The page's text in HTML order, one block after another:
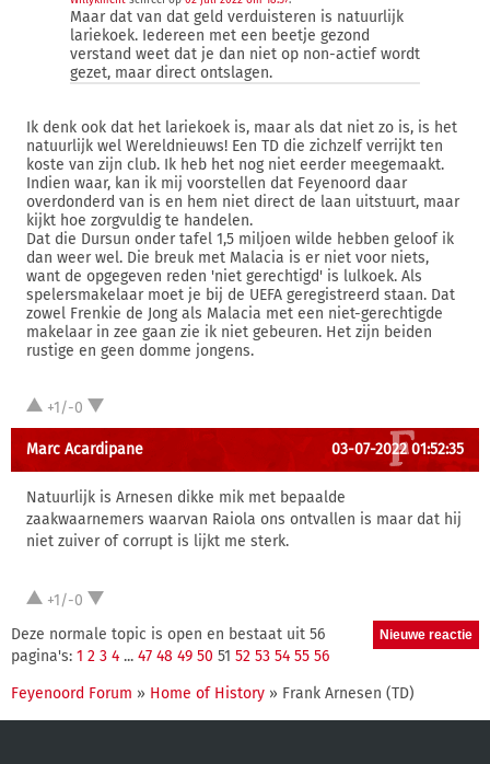
Maar dat van dat geld verduisteren is natuurlijk
lariekoek. Iedereen met een beetje gezond
verstand weet dat je dan niet op non-actief wordt
gezet, maar direct ontslagen.
Ik denk ook dat het lariekoek is, maar als dat niet zo is, is het
natuurlijk wel Wereldnieuws! Een TD die zichzelf verrijkt ten
koste van zijn club. Ik heb het nog niet eerder meegemaakt.
Indien waar, kan ik mij voorstellen dat Feyenoord daar
overdonderd van is en hem niet direct de laan uitstuurt, maar
kijkt hoe zorgvuldig te handelen.
Dat die Dursun onder tafel 1,5 miljoen wilde hebben geloof ik
dan weer wel. Die breuk met Malacia is er niet voor niets,
want de opgegeven reden 'niet gerechtigd' is lulkoek. Als
spelersmakelaar moet je bij de UEFA geregistreerd staan. Dat
zowel Frenkie de Jong als Malacia met een niet-gerechtigde
makelaar in zee gaan zie ik niet gebeuren. Het zijn beiden
rustige en geen domme jongens.
+1/-0
Marc Acardipane 03-07-2022 01:52:35
Natuurlijk is Arnesen dikke mik met bepaalde
zaakwaarnemers waarvan Raiola ons ontvallen is maar dat hij
niet zuiver of corrupt is lijkt me sterk.
+1/-0
Deze normale topic is open en bestaat uit 56
pagina's: 1 2 3 4 ... 47 48 49 50 51 52 53 54 55 56
Feyenoord Forum » Home of History » Frank Arnesen (TD)